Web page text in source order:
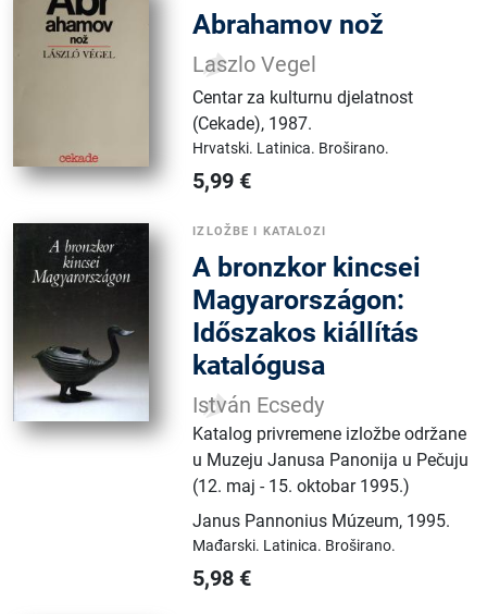
Abrahamov nož
Laszlo Vegel
Centar za kulturnu djelatnost
(Cekade), 1987.
Hrvatski. Latinica. Broširano.
5,99 €
IZLOŽBE I KATALOZI
A ​bronzkor kincsei
Magyarországon:
Időszakos kiállítás
katalógusa
István Ecsedy
Katalog privremene izložbe održane
u Muzeju Janusa Panonija u Pečuju
(12. maj - 15. oktobar 1995.)
Janus Pannonius Múzeum, 1995.
Mađarski. Latinica. Broširano.
5,98 €